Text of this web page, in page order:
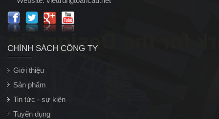
CHÍNH SÁCH CÔNG TY
Giới thiệu
Sản phẩm
Tin tức - sự kiện
Tuyển dụng